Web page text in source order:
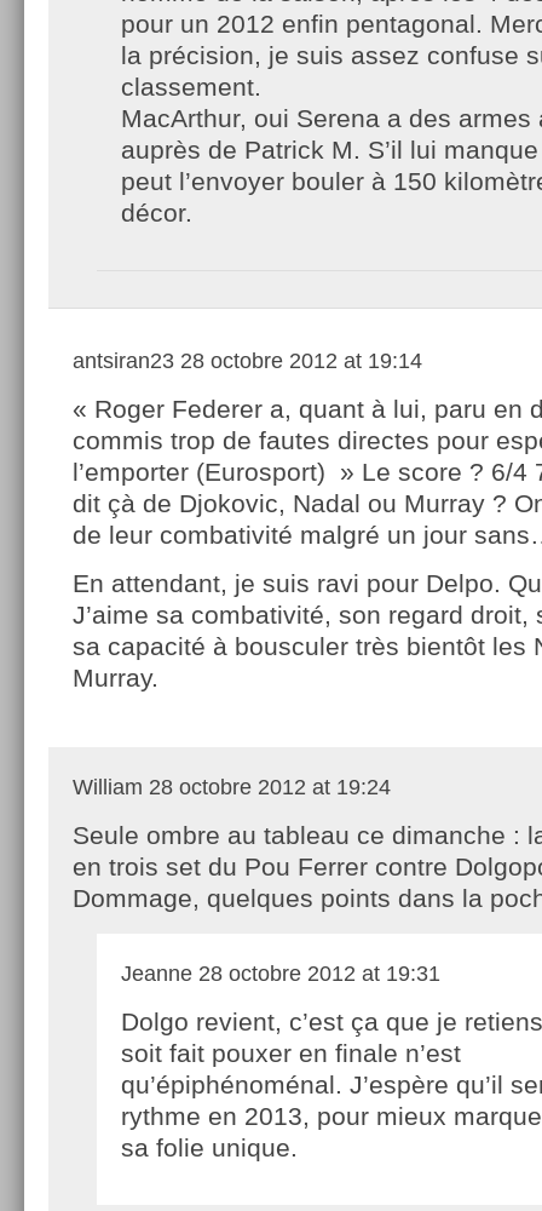
pour un 2012 enfin pentagonal.
la précision, je suis assez confuse
classement.
MacArthur, oui Serena a des armes
auprès de Patrick M. S’il lui
peut l’envoyer bouler à 150
décor.
antsiran23 28 octobre 2012 at 19:14
« Roger Federer a, quant à lui, paru en
commis trop de fautes directes pour
l’emporter (Eurosport) » Le score ? 6/4
dit çà de Djokovic, Nadal ou Murray ?
de leur combativité malgré un jour
En attendant, je suis ravi pour Delpo.
J’aime sa combativité, son regard
sa capacité à bousculer très bientôt les
Murray.
William 28 octobre 2012 at 19:24
Seule ombre au tableau ce dimanche :
en trois set du Pou Ferrer contre
Dommage, quelques points dans la
Jeanne 28 octobre 2012 at 19:31
Dolgo revient, c’est ça que je
soit fait pouxer en finale n’est
qu’épiphénoménal. J’espère qu’il
rythme en 2013, pour mieux
sa folie unique.